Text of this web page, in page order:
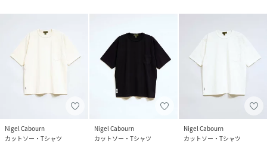
Nigel Cabourn
カットソー・Tシャツ
Nigel Cabourn
カットソー・Tシャツ
Nigel Cabourn
カットソー・Tシャツ